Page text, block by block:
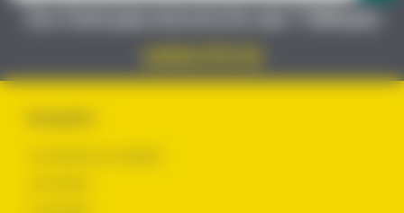
Ce n’est pas encore le cas ? Glissez
votre CV ici